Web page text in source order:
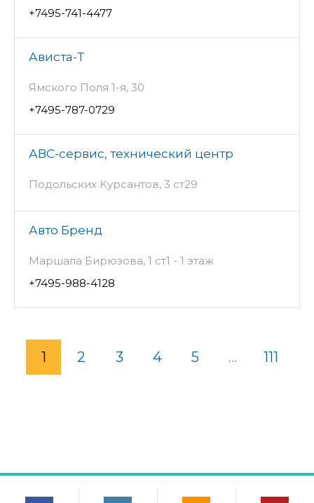
+7495-741-4477
Ависта-Т
Ямского Поля 1-я, 30
+7495-787-0729
АВС-сервис, технический центр
Подольских Курсантов, 3 ст29
Авто Бренд
Маршала Бирюзова, 1 ст1 - 1 этаж
+7495-988-4128
1 2 3 4 5 ... 111